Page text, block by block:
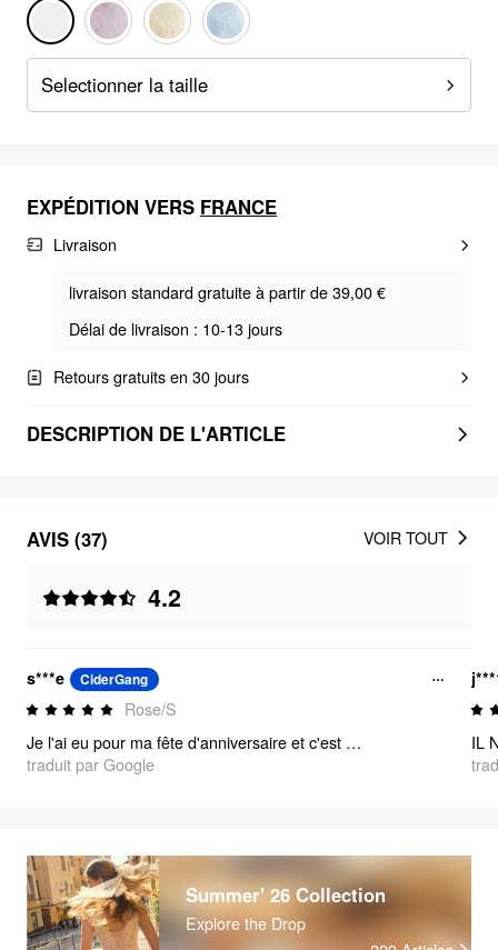
Selectionner la taille
EXPÉDITION VERS FRANCE
Livraison
livraison standard gratuite à partir de 39,00 €
Délai de livraison : 10-13 jours
Retours gratuits en 30 jours
DESCRIPTION DE L'ARTICLE
AVIS (37)
4.2
VOIR TOUT
s***e CiderGang
Rose/S
Je l'ai eu pour ma fête d'anniversaire et c'est absolument fabuleux !! C'est vraiment mignon. Le motif, la longueur et la couleur sont juste parfaits !
traduit par Google
Summer' 26 Collection
Explore the Drop